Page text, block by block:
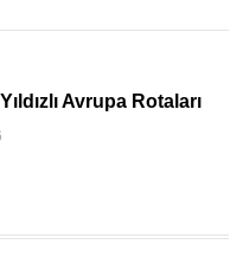
Avrupa Rotaları